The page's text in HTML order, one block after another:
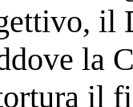
la
il